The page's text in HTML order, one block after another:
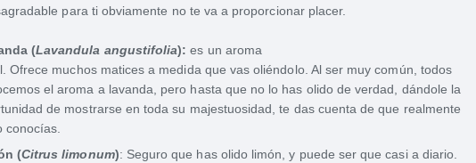
para ti obviamente no te va a proporcionar placer.
(Lavandula angustifolia): es un aroma
Ofrece muchos matices a medida que vas oliéndolo. Al ser muy común, todos
el aroma a lavanda, pero hasta que no lo has olido de verdad, dándole la
de mostrarse en toda su majestuosidad, te das cuenta de que realmente
conocías.
(Citrus limonum): Seguro que has olido limón, y puede ser que casi a diario.